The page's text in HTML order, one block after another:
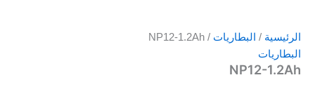
الرئيسية / البطاريات / NP12-1.2Ah
البطاريات
NP12-1.2Ah